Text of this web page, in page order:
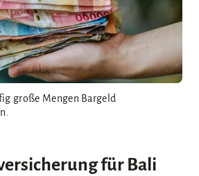
große Mengen Bargeld
für Bali